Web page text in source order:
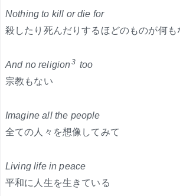
Nothing to kill or die for
殺したり死んだりするほどのものが何も
And no religion3 too
宗教もない
Imagine all the people
全ての人々を想像してみて
Living life in peace
平和に人生を生きている